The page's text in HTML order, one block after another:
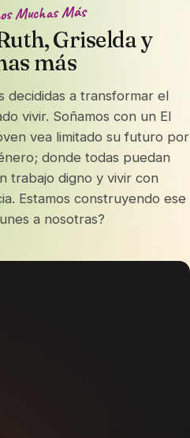
Muchas Más
Griselda y
más
decididas a transformar el
vivir. Soñamos con un El
vea limitado su futuro por
donde todas puedan
trabajo digno y vivir con
Estamos construyendo ese
a nosotras?
▶